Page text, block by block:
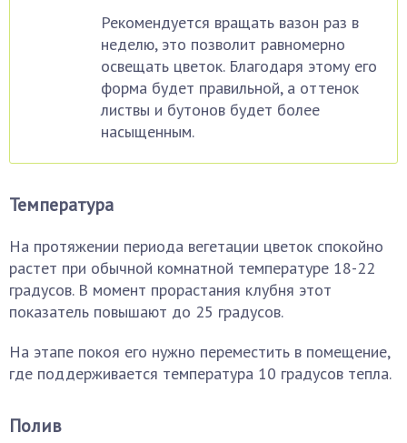
Рекомендуется вращать вазон раз в
неделю, это позволит равномерно
освещать цветок. Благодаря этому его
форма будет правильной, а оттенок
листвы и бутонов будет более
насыщенным.
Температура
На протяжении периода вегетации цветок спокойно
растет при обычной комнатной температуре 18-22
градусов. В момент прорастания клубня этот
показатель повышают до 25 градусов.
На этапе покоя его нужно переместить в помещение,
где поддерживается температура 10 градусов тепла.
Полив